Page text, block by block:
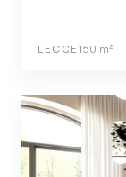
LECCE 150 m²